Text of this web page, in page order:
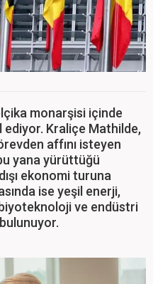
monarşisi içinde
Kraliçe Mathilde,
affını isteyen
yana yürüttüğü
ekonomi turuna
ise yeşil enerji,
ve endüstri